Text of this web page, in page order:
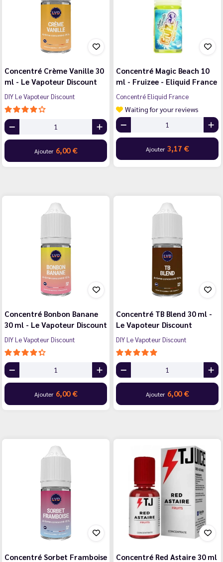
Concentré Crème Vanille 30
ml - Le Vapoteur Discount
DIY Le Vapoteur Discount
Ajouter 6,00 €
Concentré Magic Beach 10
ml - Fruizee - Eliquid France
Concentré Eliquid France
Waiting for your reviews
Ajouter 3,17 €
Concentré Bonbon Banane
30 ml - Le Vapoteur Discount
DIY Le Vapoteur Discount
Ajouter 6,00 €
Concentré TB Blend 30 ml -
Le Vapoteur Discount
DIY Le Vapoteur Discount
Ajouter 6,00 €
Concentré Sorbet Framboise
Concentré Red Astaire 30 ml